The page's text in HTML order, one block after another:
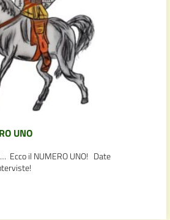
UNO
Ecco il NUMERO UNO! Date